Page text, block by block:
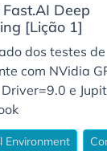
Fast.AI Deep
[Lição 1]
dos testes de
com NVidia
e
Environment